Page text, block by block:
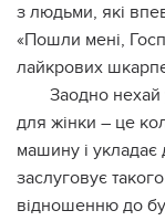
з людьми, які
«Пошли мені,
лайкрових
Заодно
для жінки – це
машину і укладає
заслуговує
відношенню до